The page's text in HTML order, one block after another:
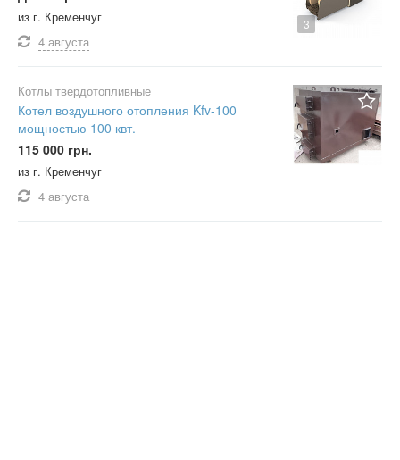
3
из г. Кременчуг
4 августа
Котлы твердотопливные
Котел воздушного отопления Kfv-100
мощностью 100 квт.
115 000 грн.
из г. Кременчуг
4 августа